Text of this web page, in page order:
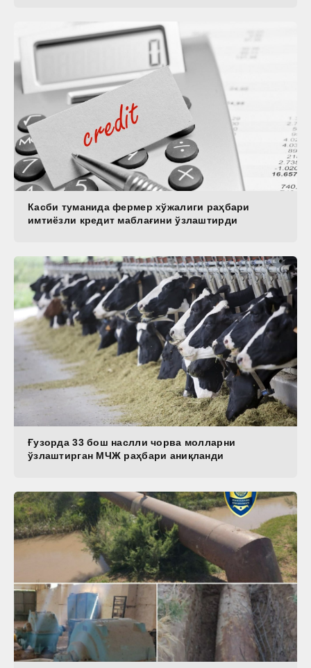
Касби туманида фермер хўжалиги раҳбари
имтиёзли кредит маблағини ўзлаштирди
Ғузорда 33 бош наслли чорва молларни
ўзлаштирган МЧЖ раҳбари аниқланди